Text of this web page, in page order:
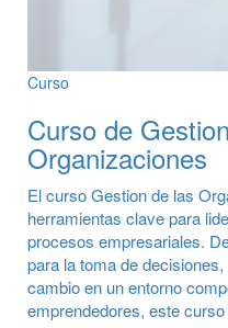
Curso
Curso de
Organizaciones
El curso Gestion de las
herramientas clave para
procesos empresariales.
para la toma de
cambio en un entorno
emprendedores, este